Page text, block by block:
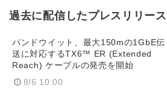
過去に配信したプレスリリース
パンドウイット、最大150mの1GbE伝
送に対応するTX6™ ER (Extended
Reach) ケーブルの発売を開始
8/6 10:00